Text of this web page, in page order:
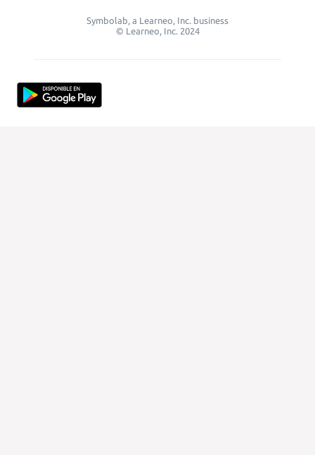
Symbolab, a Learneo, Inc. business
© Learneo, Inc. 2024